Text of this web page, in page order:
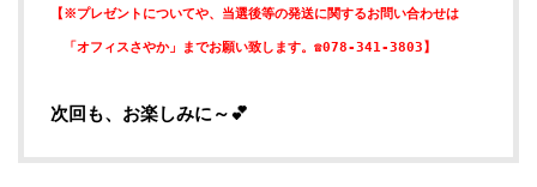
【※プレゼントについてや、当選後等の発送に関するお問い合わせは
「オフィスさやか」までお願い致します。☎078-341-3803】
次回も、お楽しみに～💕